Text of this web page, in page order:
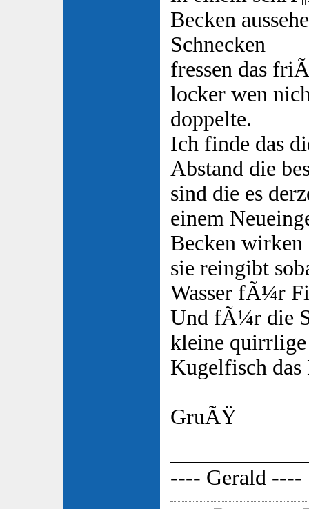
Becken
Schnecken
fressen das
locker wen
doppelte.
Ich finde das
Abstand die
sind die es
einem
Becken wirken
sie reingibt
Wasser fÃ¼r
Und fÃ¼r die
kleine
Kugelfisch
GruÃŸ
---- Gerald ----